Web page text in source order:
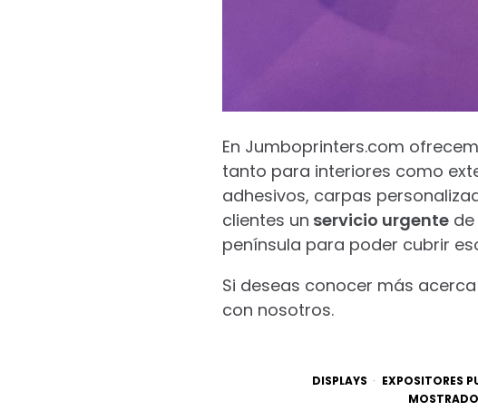
En Jumboprinters.com
tanto para interiores como
adhesivos, carpas
clientes un servicio urgentede
península para poder cubrir
Si deseas conocer más
con nosotros.
DISPLAYS EXPOSITORES